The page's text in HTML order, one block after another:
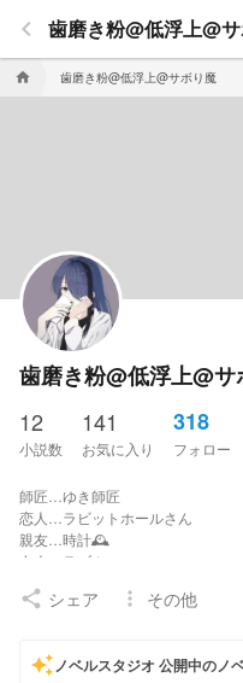
home 歯磨き粉@低浮上@サボり魔
keyboard_arrow_left 歯磨き粉@低浮上@
歯磨き粉@低浮上@サ
12
小説数
141
お気に入り
318
フォロー
師匠…ゆき師匠
恋人…ラビットホールさん
親友…時計🕰
友人…ラブカ
関係者募集
推し○ 同担○ 初タメ○ 浮上○
share シェア more_vert その他
auto_awesomeノベルスタジオ 公開中のノ